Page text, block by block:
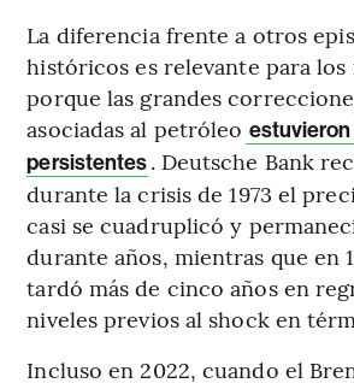
La diferencia frente a otros
históricos es relevante para los
porque las grandes
asociadas al petróleo estuvieron
persistentes. Deutsche Bank
durante la crisis de 1973 el
casi se cuadruplicó y
durante años, mientras que en
tardó más de cinco años en
niveles previos al shock en
Incluso en 2022, cuando el